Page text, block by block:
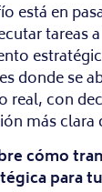
está en
tareas
donde se
real, con
más
cómo
para